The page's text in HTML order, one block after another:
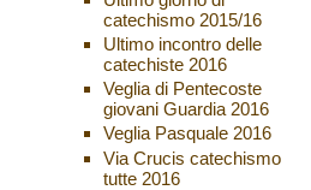
catechismo 2015/16
Ultimo incontro delle
catechiste 2016
Veglia di Pentecoste
giovani Guardia 2016
Veglia Pasquale 2016
Via Crucis catechismo
tutte 2016